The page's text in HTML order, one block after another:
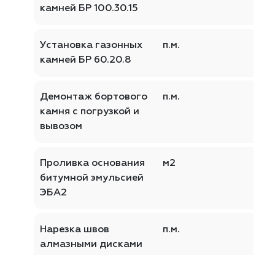
камней БР 100.30.15
Установка газонных
камней БР 60.20.8
п.м.
Демонтаж бортового
камня с погрузкой и
вывозом
п.м.
Проливка основания
битумной эмульсией
ЭБА2
м2
Нарезка швов
алмазными дисками
п.м.